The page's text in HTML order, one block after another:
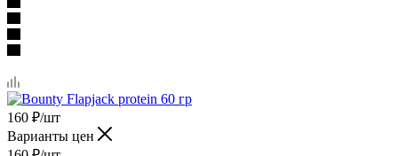
160 ₽/шт
Варианты цен